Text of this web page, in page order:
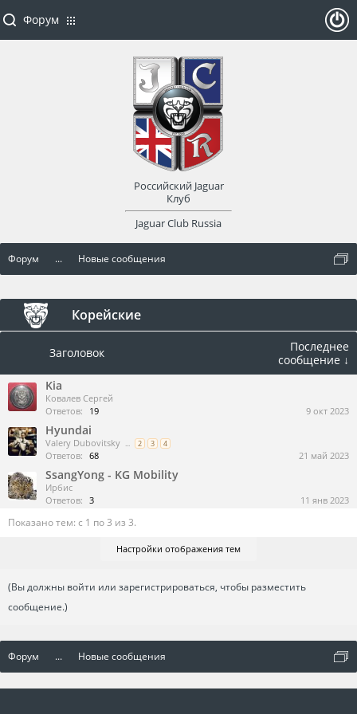
Форум ... Новые сообщения
Корейские
Заголовок
Последнее
сообщение ↓
Kia
Ковалев Сергей
Ответов:
19 9 окт 2023
Hyundai
Valery Dubovitsky ... 2 3 4
Ответов: 68 21 май 2023
SsangYong - KG Mobility
Ирбис
Ответов: 3 11 янв 2023
Показано тем: с 1 по 3 из 3.
Настройки отображения тем
(Вы должны войти или зарегистрироваться, чтобы разместить
сообщение.)
Форум ... Новые сообщения
Форум
Российский Jaguar
Клуб
Jaguar Club Russia
оват